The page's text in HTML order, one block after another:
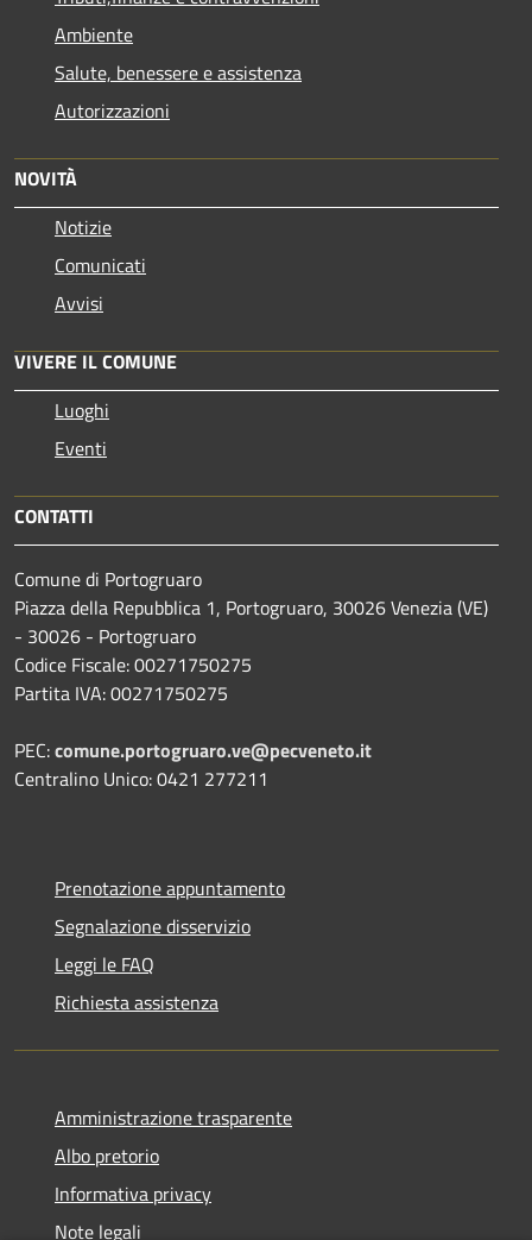
Ambiente
Salute, benessere e assistenza
Autorizzazioni
NOVITÀ
Notizie
Comunicati
Avvisi
VIVERE IL COMUNE
Luoghi
Eventi
CONTATTI
Comune di Portogruaro
Piazza della Repubblica 1, Portogruaro, 30026 Venezia (VE)
- 30026 - Portogruaro
Codice Fiscale: 00271750275
Partita IVA: 00271750275
PEC:comune.portogruaro.ve@pecveneto.it
Centralino Unico: 0421 277211
Prenotazione appuntamento
Segnalazione disservizio
Leggi le FAQ
Richiesta assistenza
Amministrazione trasparente
Albo pretorio
Informativa privacy
Note legali